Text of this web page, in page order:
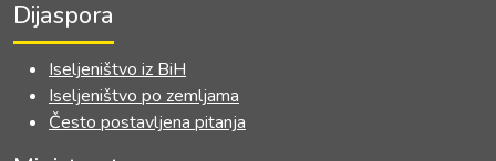
Dijaspora
Iseljeništvo iz BiH
Iseljeništvo po zemljama
Često postavljena pitanja